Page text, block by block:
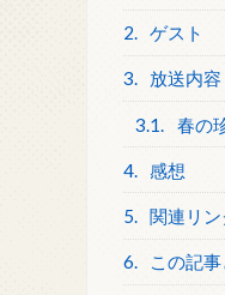
2. ゲスト
3. 放送内容
3.1. 春の
4. 感想
5. 関連リン
6. この記